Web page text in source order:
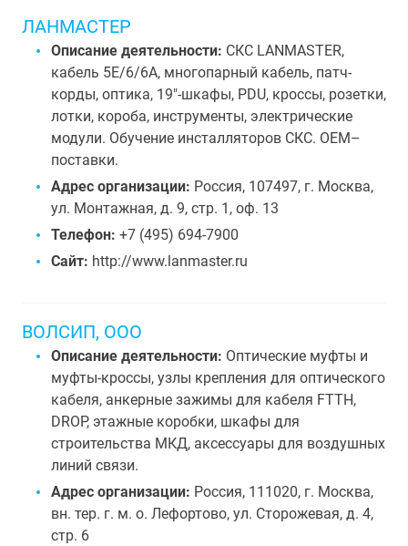
ЛАНМАСТЕР
Описание деятельности: СКС LANMASTER,
кабель 5Е/6/6А, многопарный кабель, патч-
корды, оптика, 19"-шкафы, PDU, кроссы, розетки,
лотки, короба, инструменты, электрические
модули. Обучение инсталляторов СКС. OEM–
поставки.
Адрес организации: Россия, 107497, г. Москва,
ул. Монтажная, д. 9, стр. 1, оф. 13
Телефон: +7 (495) 694-7900
Сайт: http://www.lanmaster.ru
ВОЛСИП, ООО
Описание деятельности: Оптические муфты и
муфты-кроссы, узлы крепления для оптического
кабеля, анкерные зажимы для кабеля FTTH,
DROP, этажные коробки, шкафы для
строительства МКД, аксессуары для воздушных
линий связи.
Адрес организации: Россия, 111020, г. Москва,
вн. тер. г. м. о. Лефортово, ул. Сторожевая, д. 4,
стр. 6